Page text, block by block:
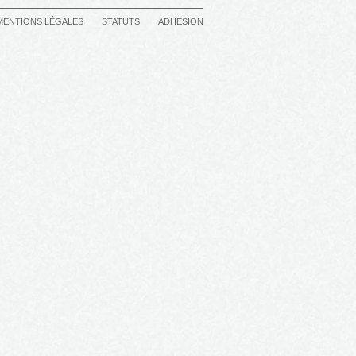
LÉGALES STATUTS ADHÉSION